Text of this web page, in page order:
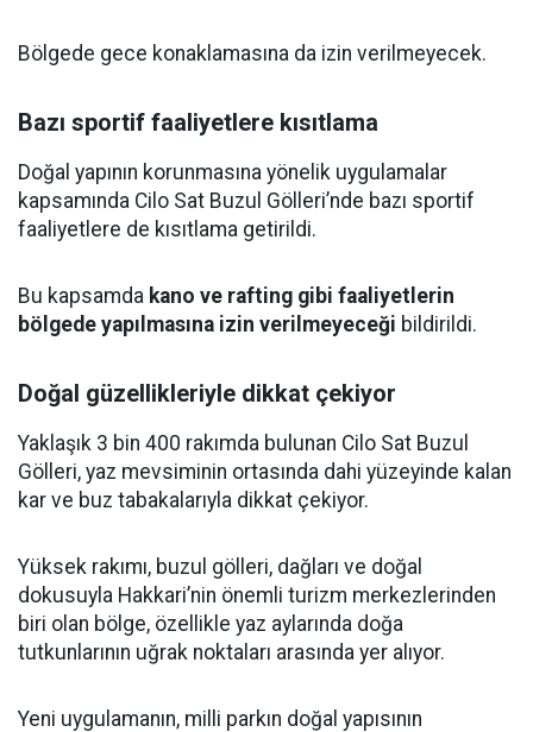
Bölgede gece konaklamasına da izin verilmeyecek.
Bazı sportif faaliyetlere kısıtlama
Doğal yapının korunmasına yönelik uygulamalar
kapsamında Cilo Sat Buzul Gölleri’nde bazı sportif
faaliyetlere de kısıtlama getirildi.
Bu kapsamda kano ve rafting gibi faaliyetlerin
bölgede yapılmasına izin verilmeyeceği bildirildi.
Doğal güzellikleriyle dikkat çekiyor
Yaklaşık 3 bin 400 rakımda bulunan Cilo Sat Buzul
Gölleri, yaz mevsiminin ortasında dahi yüzeyinde kalan
kar ve buz tabakalarıyla dikkat çekiyor.
Yüksek rakımı, buzul gölleri, dağları ve doğal
dokusuyla Hakkari’nin önemli turizm merkezlerinden
biri olan bölge, özellikle yaz aylarında doğa
tutkunlarının uğrak noktaları arasında yer alıyor.
Yeni uygulamanın, milli parkın doğal yapısının